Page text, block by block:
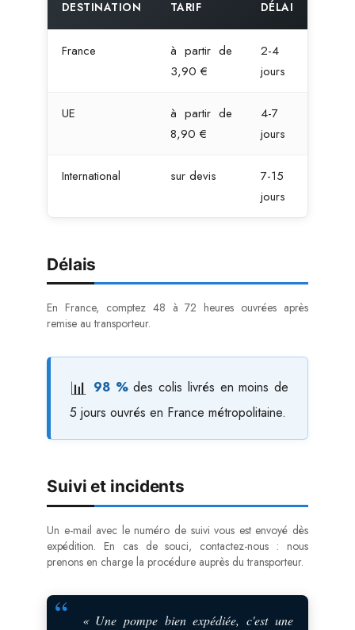
DESTINATION TARIF DÉLAI
France
à partir de
3,90 €
2-4
jours
UE
à partir de
8,90 €
4-7
jours
International sur devis
7-15
jours
Délais
En France, comptez 48 à 72 heures ouvrées après
remise au transporteur.
98 %des colis livrés en moins de
5 jours ouvrés en France métropolitaine.
Suivi et incidents
Un e-mail avec le numéro de suivi vous est envoyé dès
expédition. En cas de souci, contactez-nous : nous
prenons en charge la procédure auprès du transporteur.
« Une pompe bien expédiée, c'est une